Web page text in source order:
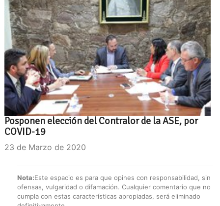
Posponen elección del Contralor de la ASE, por
COVID-19
23 de Marzo de 2020
Nota:Este espacio es para que opines con responsabilidad, sin
ofensas, vulgaridad o difamación. Cualquier comentario que no
cumpla con estas características apropiadas, será eliminado